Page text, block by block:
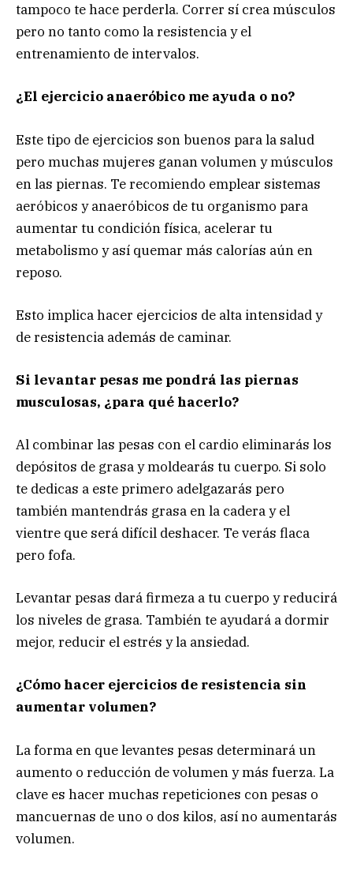
tampoco te hace perderla. Correr sí crea músculos
pero no tanto como la resistencia y el
entrenamiento de intervalos.
¿El ejercicio anaeróbico me ayuda o no?
Este tipo de ejercicios son buenos para la salud
pero muchas mujeres ganan volumen y músculos
en las piernas. Te recomiendo emplear sistemas
aeróbicos y anaeróbicos de tu organismo para
aumentar tu condición física, acelerar tu
metabolismo y así quemar más calorías aún en
reposo.
Esto implica hacer ejercicios de alta intensidad y
de resistencia además de caminar.
Si levantar pesas me pondrá las piernas
musculosas, ¿para qué hacerlo?
Al combinar las pesas con el cardio eliminarás los
depósitos de grasa y moldearás tu cuerpo. Si solo
te dedicas a este primero adelgazarás pero
también mantendrás grasa en la cadera y el
vientre que será difícil deshacer. Te verás flaca
pero fofa.
Levantar pesas dará firmeza a tu cuerpo y reducirá
los niveles de grasa. También te ayudará a dormir
mejor, reducir el estrés y la ansiedad.
¿Cómo hacer ejercicios de resistencia sin
aumentar volumen?
La forma en que levantes pesas determinará un
aumento o reducción de volumen y más fuerza. La
clave es hacer muchas repeticiones con pesas o
mancuernas de uno o dos kilos, así no aumentarás
volumen.